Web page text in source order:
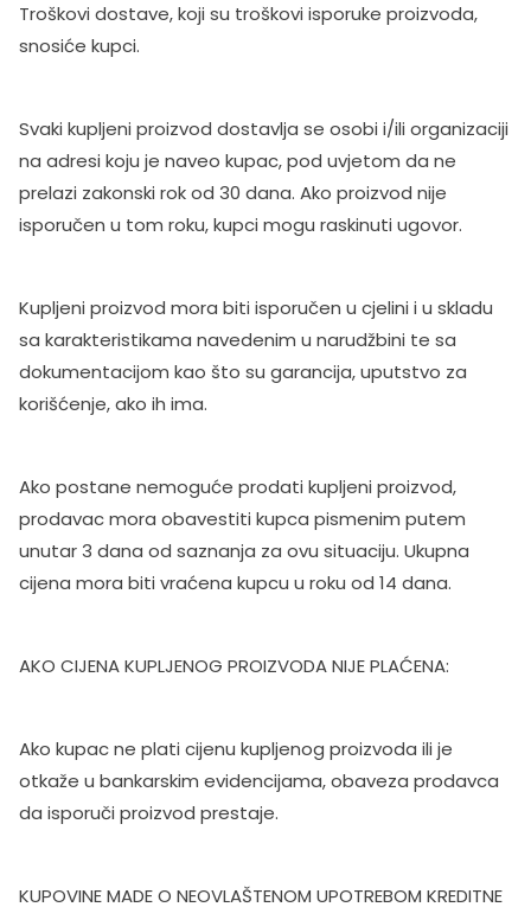
Troškovi dostave, koji su troškovi isporuke proizvoda,
snosiće kupci.
Svaki kupljeni proizvod dostavlja se osobi i/ili organizaciji
na adresi koju je naveo kupac, pod uvjetom da ne
prelazi zakonski rok od 30 dana. Ako proizvod nije
isporučen u tom roku, kupci mogu raskinuti ugovor.
Kupljeni proizvod mora biti isporučen u cjelini i u skladu
sa karakteristikama navedenim u narudžbini te sa
dokumentacijom kao što su garancija, uputstvo za
korišćenje, ako ih ima.
Ako postane nemoguće prodati kupljeni proizvod,
prodavac mora obavestiti kupca pismenim putem
unutar 3 dana od saznanja za ovu situaciju. Ukupna
cijena mora biti vraćena kupcu u roku od 14 dana.
AKO CIJENA KUPLJENOG PROIZVODA NIJE PLAĆENA:
Ako kupac ne plati cijenu kupljenog proizvoda ili je
otkaže u bankarskim evidencijama, obaveza prodavca
da isporuči proizvod prestaje.
KUPOVINE MADE O NEOVLAŠTENOM UPOTREBOM KREDITNE